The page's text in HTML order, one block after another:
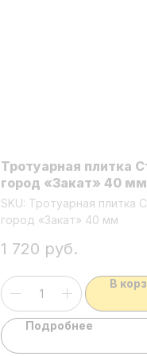
Тротуарная плитка
город «Закат» 40 мм
SKU: Тротуарная плитка
город «Закат» 40 мм
1 720 руб.
В
Подробнее